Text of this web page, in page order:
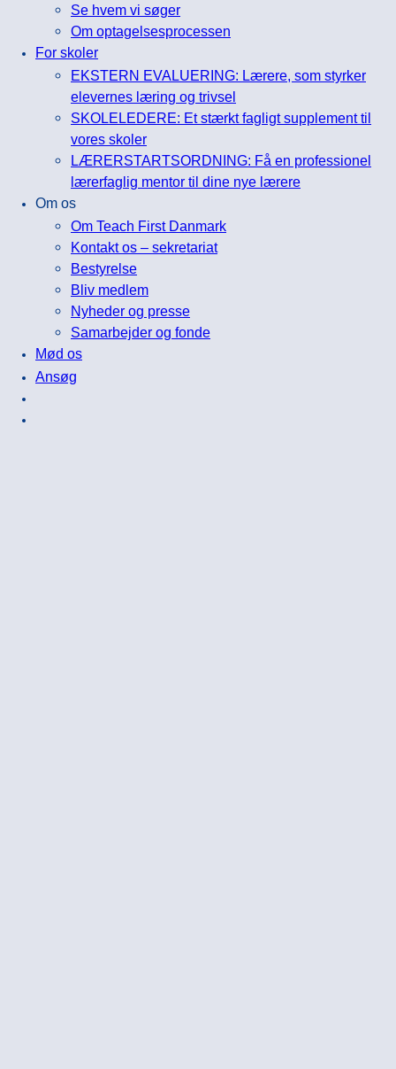
Se hvem vi søger
Om optagelsesprocessen
For skoler
EKSTERN EVALUERING: Lærere, som styrker
elevernes læring og trivsel
SKOLELEDERE: Et stærkt fagligt supplement til
vores skoler
LÆRERSTARTSORDNING: Få en professionel
lærerfaglig mentor til dine nye lærere
Om os
Om Teach First Danmark
Kontakt os – sekretariat
Bestyrelse
Bliv medlem
Nyheder og presse
Samarbejder og fonde
Mød os
Ansøg